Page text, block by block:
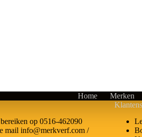
Home Merken
op 0516-462090
mail info@merkverf.com /